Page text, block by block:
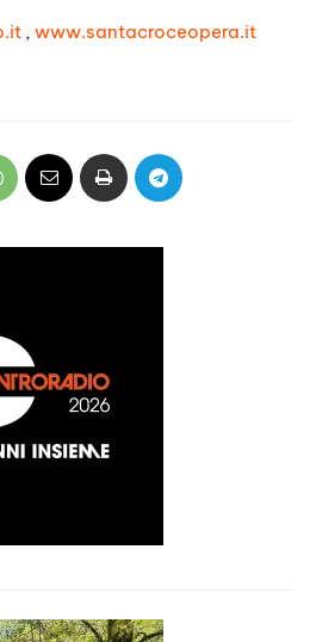
, www.santacroceopera.it